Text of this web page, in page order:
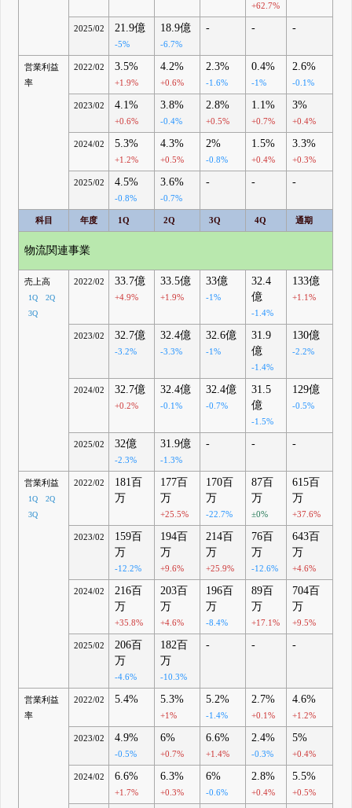
+62.7%
2025/02 21.9億
-5%
18.9億
-6.7%
- - -
営業利益
率
2022/02 3.5%
+1.9%
4.2%
+0.6%
2.3%
-1.6%
0.4%
-1%
2.6%
-0.1%
2023/02 4.1%
+0.6%
3.8%
-0.4%
2.8%
+0.5%
1.1%
+0.7%
3%
+0.4%
2024/02 5.3%
+1.2%
4.3%
+0.5%
2%
-0.8%
1.5%
+0.4%
3.3%
+0.3%
2025/02 4.5%
-0.8%
3.6%
-0.7%
- - -
科目 年度 1Q 2Q 3Q 4Q 通期
物流関連事業
売上高
1Q
2Q
3Q
2022/02 33.7億
+4.9%
33.5億
+1.9%
33億
-1%
32.4
億
-1.4%
133億
+1.1%
2023/02 32.7億
-3.2%
32.4億
-3.3%
32.6億
-1%
31.9
億
-1.4%
130億
-2.2%
2024/02 32.7億
+0.2%
32.4億
-0.1%
32.4億
-0.7%
31.5
億
-1.5%
129億
-0.5%
2025/02 32億
-2.3%
31.9億
-1.3%
- - -
営業利益
1Q
2Q
3Q
2022/02
181百
万
177百
万
+25.5%
170百
万
-22.7%
87百
万
±0%
615百
万
+37.6%
2023/02
159百
万
-12.2%
194百
万
+9.6%
214百
万
+25.9%
76百
万
-12.6%
643百
万
+4.6%
2024/02
216百
万
+35.8%
203百
万
+4.6%
196百
万
-8.4%
89百
万
+17.1%
704百
万
+9.5%
2025/02
206百
万
-4.6%
182百
万
-10.3%
- - -
営業利益
率
2022/02 5.4% 5.3%
+1%
5.2%
-1.4%
2.7%
+0.1%
4.6%
+1.2%
2023/02 4.9%
-0.5%
6%
+0.7%
6.6%
+1.4%
2.4%
-0.3%
5%
+0.4%
2024/02 6.6%
+1.7%
6.3%
+0.3%
6%
-0.6%
2.8%
+0.4%
5.5%
+0.5%